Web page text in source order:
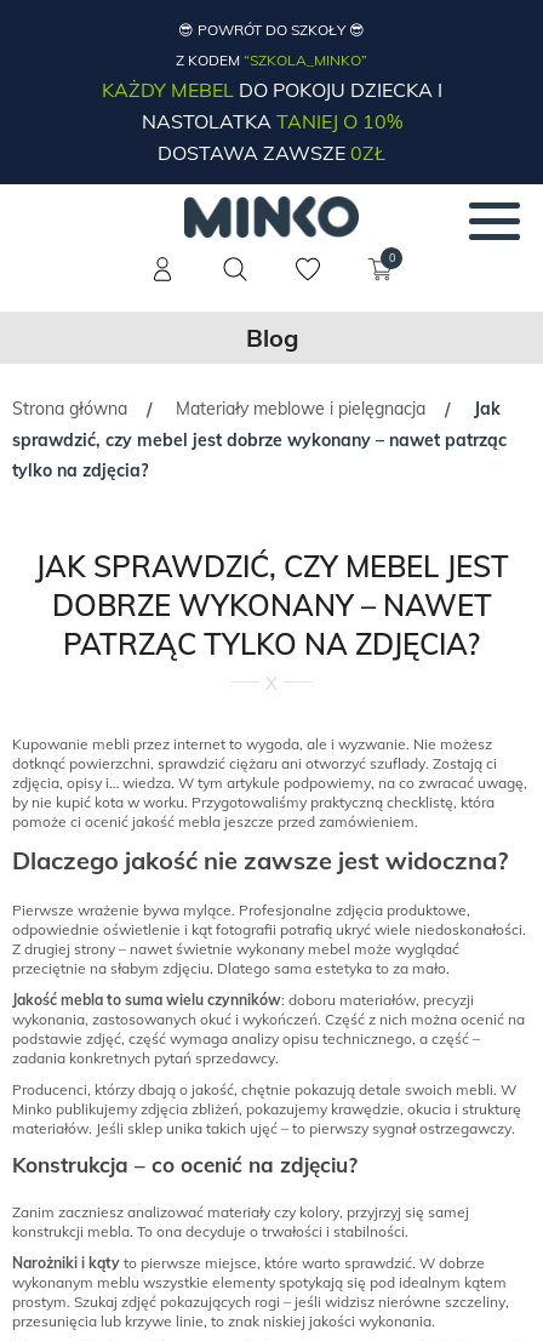
😎 POWRÓT DO SZKOŁY 😎
Z KODEM “SZKOLA_MINKO”
KAŻDY MEBELDO POKOJU DZIECKA I
NASTOLATKATANIEJ O 10%
DOSTAWA ZAWSZE 0ZŁ
0
Blog
Strona główna / Materiały meblowe i pielęgnacja /
Jak
sprawdzić, czy mebel jest dobrze wykonany – nawet patrząc
tylko na zdjęcia?
JAK SPRAWDZIĆ, CZY MEBEL JEST
DOBRZE WYKONANY – NAWET
PATRZĄC TYLKO NA ZDJĘCIA?
Kupowanie mebli przez internet to wygoda, ale i wyzwanie. Nie możesz
dotknąć powierzchni, sprawdzić ciężaru ani otworzyć szuflady. Zostają ci
zdjęcia, opisy i… wiedza. W tym artykule podpowiemy, na co zwracać uwagę,
by nie kupić kota w worku. Przygotowaliśmy praktyczną checklistę, która
pomoże ci ocenić jakość mebla jeszcze przed zamówieniem.
Dlaczego jakość nie zawsze jest widoczna?
Pierwsze wrażenie bywa mylące. Profesjonalne zdjęcia produktowe,
odpowiednie oświetlenie i kąt fotografii potrafią ukryć wiele niedoskonałości.
Z drugiej strony – nawet świetnie wykonany mebel może wyglądać
przeciętnie na słabym zdjęciu. Dlatego sama estetyka to za mało.
Jakość mebla to suma wielu czynników: doboru materiałów, precyzji
wykonania, zastosowanych okuć i wykończeń. Część z nich można ocenić na
podstawie zdjęć, część wymaga analizy opisu technicznego, a część –
zadania konkretnych pytań sprzedawcy.
Producenci, którzy dbają o jakość, chętnie pokazują detale swoich mebli. W
Minko publikujemy zdjęcia zbliżeń, pokazujemy krawędzie, okucia i strukturę
materiałów. Jeśli sklep unika takich ujęć – to pierwszy sygnał ostrzegawczy.
Konstrukcja – co ocenić na zdjęciu?
Zanim zaczniesz analizować materiały czy kolory, przyjrzyj się samej
konstrukcji mebla. To ona decyduje o trwałości i stabilności.
Narożniki i kąty to pierwsze miejsce, które warto sprawdzić. W dobrze
wykonanym meblu wszystkie elementy spotykają się pod idealnym kątem
prostym. Szukaj zdjęć pokazujących rogi – jeśli widzisz nierówne szczeliny,
przesunięcia lub krzywe linie, to znak niskiej jakości wykonania.